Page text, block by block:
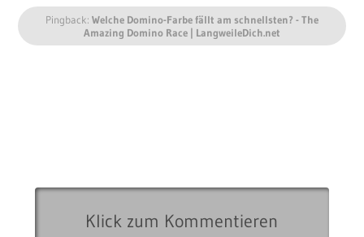
Pingback: Welche Domino-Farbe fällt am schnellsten? - The
Amazing Domino Race | LangweileDich.net